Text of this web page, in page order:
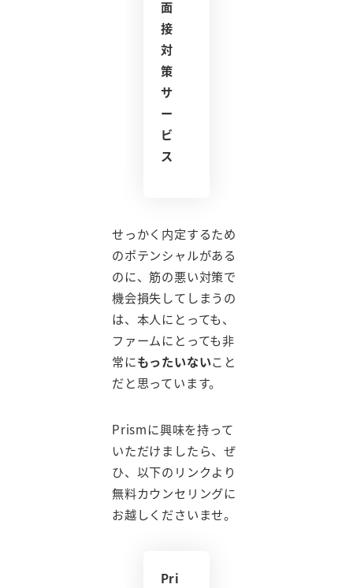
面
接
対
策
サ
ー
ビ
ス
せっかく内定するため
のポテンシャルがある
のに、筋の悪い対策で
機会損失してしまうの
は、本人にとっても、
ファームにとっても非
常にもったいないこと
だと思っています。
Prismに興味を持って
いただけましたら、ぜ
ひ、以下のリンクより
無料カウンセリングに
お越しくださいませ。
Pri